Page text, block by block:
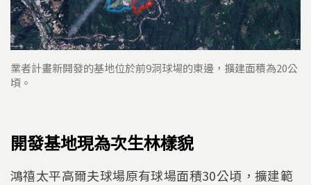
業者計畫新開發的基地位於前9洞球場的東邊，擴建面積為20公
頃。
開發基地現為次生林樣貌
鴻禧太平高爾夫球場原有球場面積30公頃，擴建範